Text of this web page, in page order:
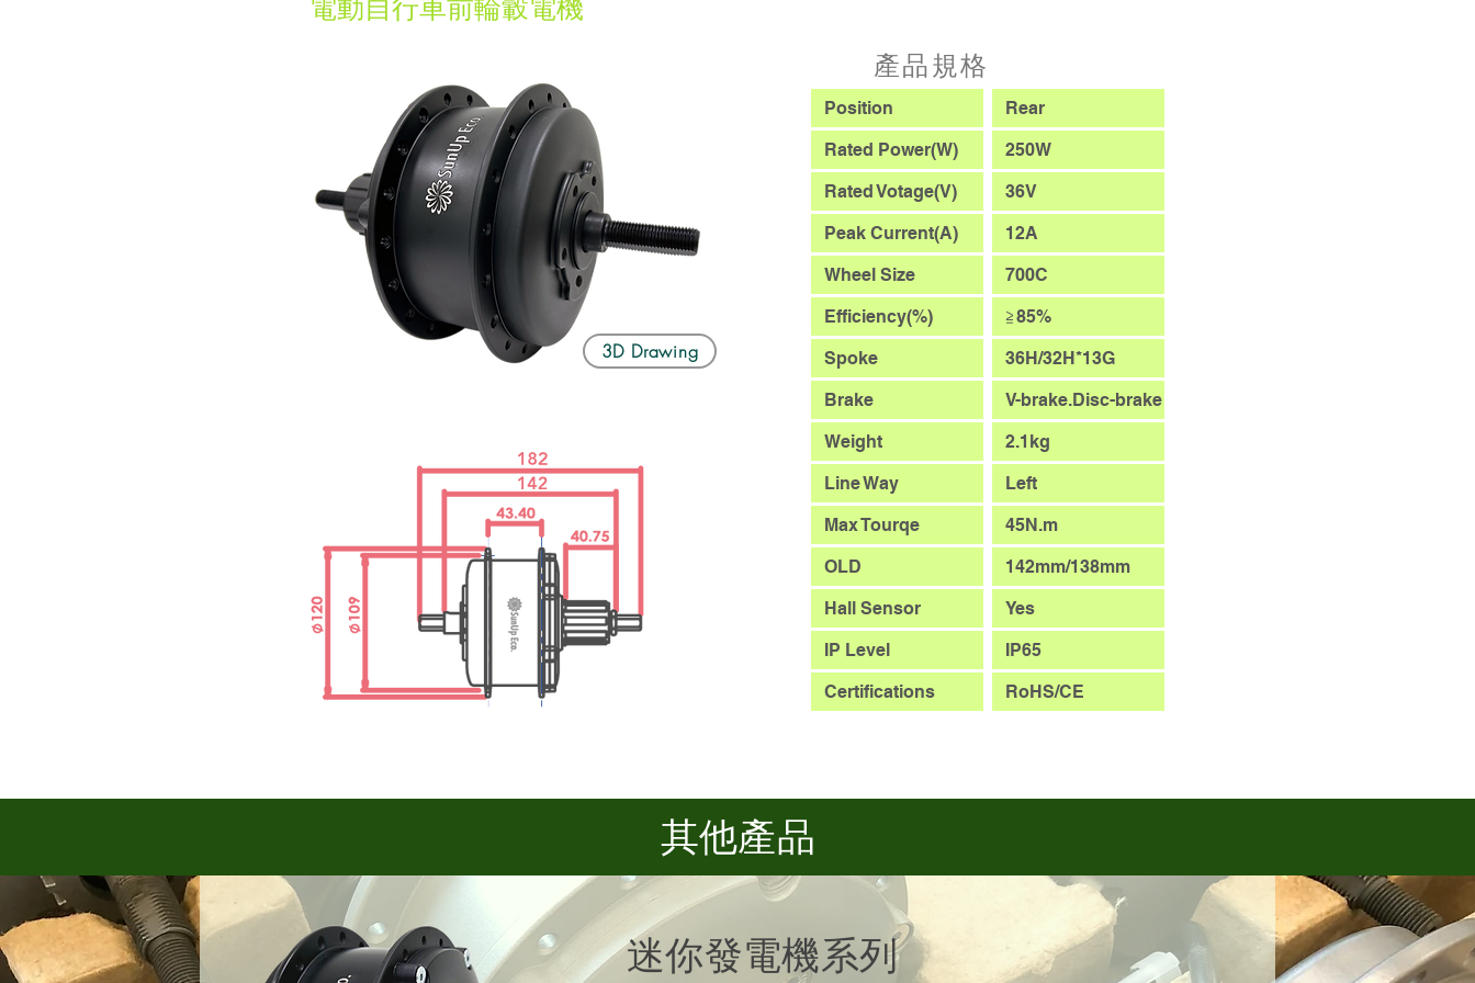
電動自行車前輪轂電機
3D Drawing
產品規格
Position
Rated Power(W)
Rated Votage(V)
Peak Current(A)
Wheel Size
Efficiency(%)
Spoke
Brake
Weight
Line Way
Max Tourqe
OLD
Hall Sensor
IP Level
Certifications
Rear
250W
36V
12A
700C
≧85%
36H/32H*13G
V-brake.Disc-brake
2.1kg
Left
45N.m
142mm/138mm
Yes
IP65
RoHS/CE
其他產品
迷你發電機系列